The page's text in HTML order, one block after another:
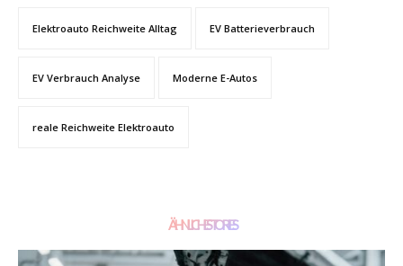
Elektroauto Reichweite Alltag EV Batterieverbrauch
EV Verbrauch Analyse Moderne E-Autos
reale Reichweite Elektroauto
ÄHNLICHE STORIES